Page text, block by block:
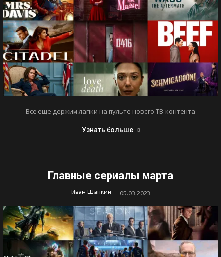
Все еще держим лапки на пульте нового ТВ-контента
Узнать больше
Главные сериалы марта
Иван Шапкин - 05.03.2023